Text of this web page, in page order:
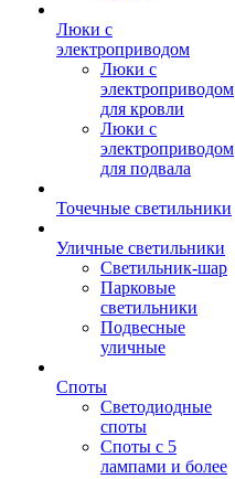
Люки с
электроприводом
Люки с
электроприводом
для кровли
Люки с
электроприводом
для подвала
Точечные светильники
Уличные светильники
Светильник-шар
Парковые
светильники
Подвесные
уличные
Споты
Светодиодные
споты
Споты с 5
лампами и более